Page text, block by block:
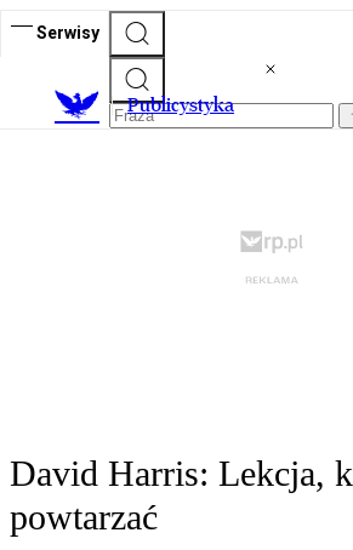
Serwisy
Publicystyka
David Harris: Lekcja,
powtarzać